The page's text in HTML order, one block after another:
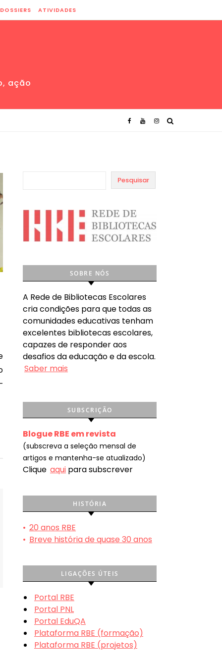
DOSSIERS ATIVIDADES
ação
Pesquisar
SOBRE NÓS
A Rede de Bibliotecas Escolares
cria condições para que todas as
comunidades educativas tenham
excelentes bibliotecas escolares,
capazes de responder aos
desafios da educação e da escola.
Saber mais
SUBSCRIÇÃO
Blogue RBE em revista
(subscreva a seleção mensal de
artigos e mantenha-se atualizado)
Clique aqui para subscrever
HISTÓRIA
• 20 anos RBE
• Breve história de quase 30 anos
LIGAÇÕES ÚTEIS
Portal RBE
Portal PNL
Portal EduQA
Plataforma RBE (formação)
Plataforma RBE (projetos)